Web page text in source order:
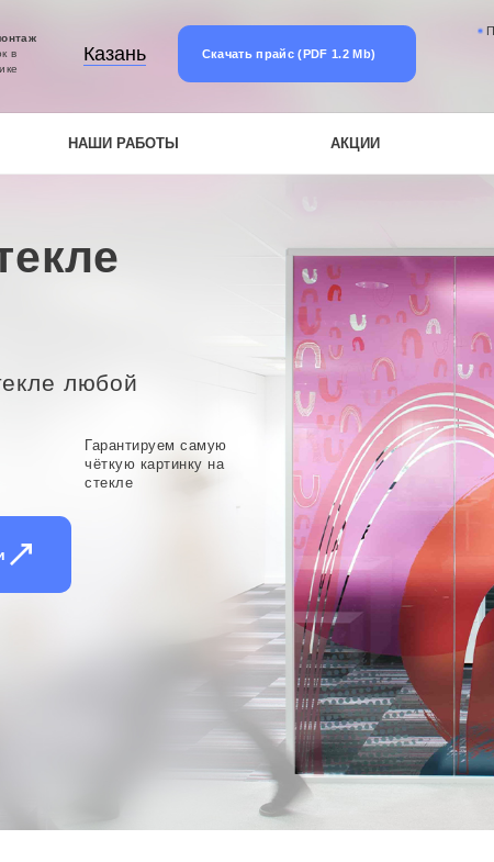
в
Казань Скачать прайс (PDF 1.2 Mb)
НАШИ РАБОТЫ АКЦИИ
любой
Гарантируем самую
чёткую картинку на
стекле